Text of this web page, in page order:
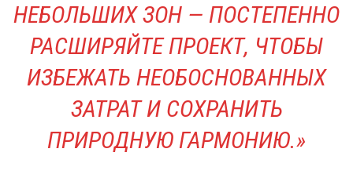
НЕБОЛЬШИХ ЗОН — ПОСТЕПЕННО
РАСШИРЯЙТЕ ПРОЕКТ, ЧТОБЫ
ИЗБЕЖАТЬ НЕОБОСНОВАННЫХ
ЗАТРАТ И СОХРАНИТЬ
ПРИРОДНУЮ ГАРМОНИЮ.»